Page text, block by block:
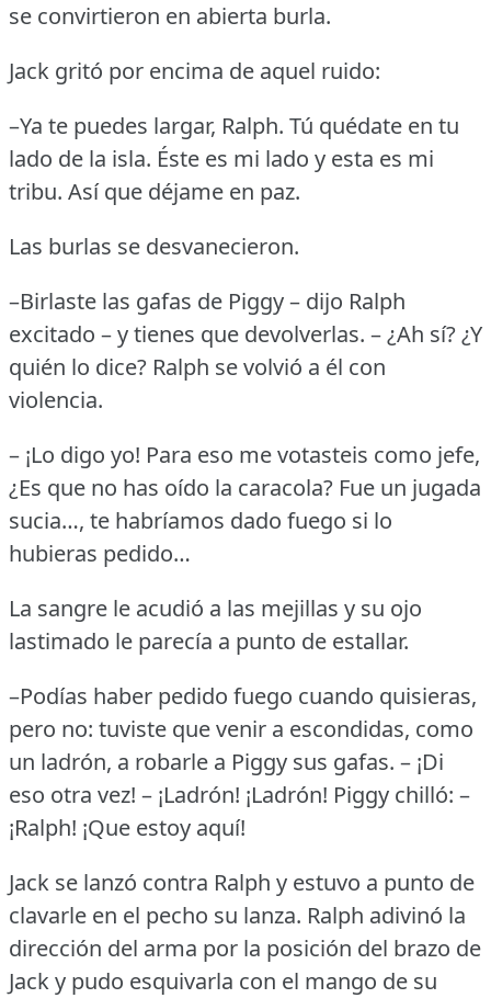
se convirtieron en abierta burla.
Jack gritó por encima de aquel ruido:
–Ya te puedes largar, Ralph. Tú quédate en tu
lado de la isla. Éste es mi lado y esta es mi
tribu. Así que déjame en paz.
Las burlas se desvanecieron.
–Birlaste las gafas de Piggy – dijo Ralph
excitado – y tienes que devolverlas. – ¿Ah sí?¿Y
quién lo dice? Ralph se volvió a él con
violencia.
– ¡Lo digo yo! Para eso me votasteis como jefe,
¿Es que no has oído la caracola? Fue un jugada
sucia…, te habríamos dado fuego si lo
hubieras pedido…
La sangre le acudió a las mejillas y su ojo
lastimado le parecía a punto de estallar.
–Podías haber pedido fuego cuando quisieras,
pero no: tuviste que venir a escondidas, como
un ladrón, a robarle a Piggy sus gafas. – ¡Di
eso otra vez! – ¡Ladrón! ¡Ladrón! Piggy chilló: –
¡Ralph! ¡Que estoy aquí!
Jack se lanzó contra Ralph y estuvo a punto de
clavarle en el pecho su lanza. Ralph adivinó la
dirección del arma por la posición del brazo de
Jack y pudo esquivarla con el mango de su